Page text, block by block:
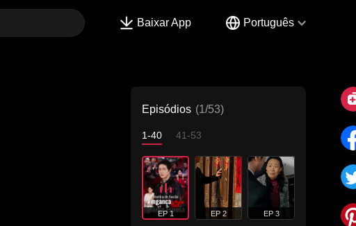
Baixar App Português
Episódios (1/53)
1-40 41-53
EP 1 EP 2 EP 3